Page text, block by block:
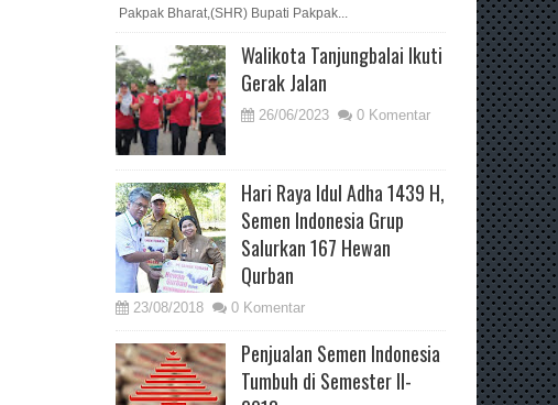
Pakpak Bharat,(SHR) Bupati Pakpak...
Walikota Tanjungbalai Ikuti
Gerak Jalan
26/06/2023 0 Komentar
Hari Raya Idul Adha 1439 H,
Semen Indonesia Grup
Salurkan 167 Hewan
Qurban
23/08/2018 0 Komentar
Penjualan Semen Indonesia
Tumbuh di Semester II-